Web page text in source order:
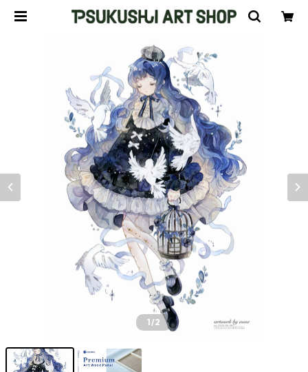
1/2